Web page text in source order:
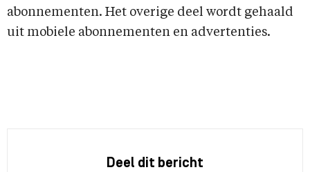
abonnementen. Het overige deel wordt gehaald
uit mobiele abonnementen en advertenties.
Deel dit bericht